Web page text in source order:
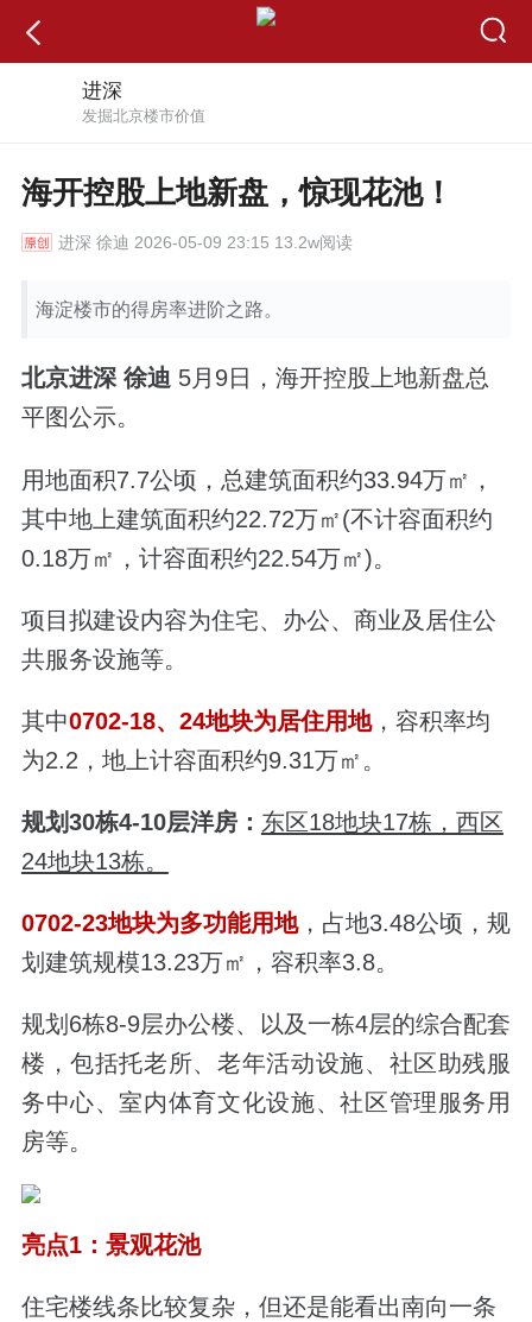
进深
发掘北京楼市价值
海开控股上地新盘，惊现花池！
进深 徐迪 2026-05-09 23:15 13.2w阅读
海淀楼市的得房率进阶之路。
北京进深 徐迪 5月9日，海开控股上地新盘总
平图公示。
用地面积7.7公顷，总建筑面积约33.94万㎡，
其中地上建筑面积约22.72万㎡(不计容面积约
0.18万㎡，计容面积约22.54万㎡)。
项目拟建设内容为住宅、办公、商业及居住公
共服务设施等。
其中0702-18、24地块为居住用地，容积率均
为2.2，地上计容面积约9.31万㎡。
规划30栋4-10层洋房： 东区18地块17栋，西区
24地块13栋。
0702-23地块为多功能用地，占地3.48公顷，规
划建筑规模13.23万㎡，容积率3.8。
规划6栋8-9层办公楼、以及一栋4层的综合配套
楼，包括托老所、老年活动设施、社区助残服
务中心、室内体育文化设施、社区管理服务用
房等。
亮点1：景观花池
住宅楼线条比较复杂，但还是能看出南向一条